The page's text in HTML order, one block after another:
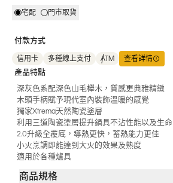
宅配 門市取貨
付款方式
信用卡 多種線上支付 ATM 查看詳情
產品特點
深灰色系配深色山毛櫸木，質感更典雅精緻
木頭手柄賦予現代室內裝飾溫暖的感覺
獨家Xtrema天然陶瓷塗層
利用三道陶瓷塗層提升鍋具不沾性能以及生命
2.0升級全覆底，導熱更快，蓄熱能力更佳
小火烹調即能達到大火的效果及熟度
適用於各種爐具
商品規格